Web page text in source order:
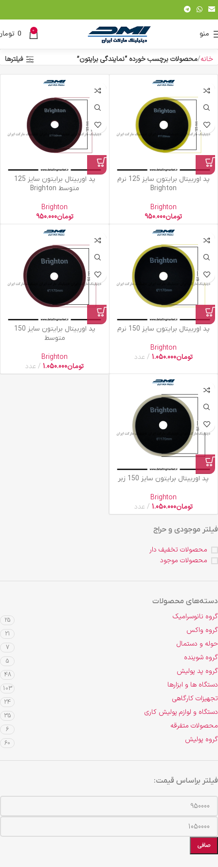
منو 0
0
فیلتر موجودی و حراج
محصولات تخفیف دار
محصولات موجود
دسته‌های محصولات
گروه نانوسرامیک 25
گروه واکس 21
حوله و دستمال 7
گروه شوینده 5
گروه پد پولیش 48
دستگاه ها و ابزارها 103
تجهیزات کارگاهی 24
دستگاه و لوازم پولیش کاری 35
محصولات متفرقه 6
گروه پولیش 60
فیلتر براساس قیمت:
صافی
خانه محصولات برچسب خورده “نمایندگی برایتون” فیلترها
پد اوربیتال برایتون سایز 125 نرم
Brighton
Brighton
تومان950.000
پد اوربیتال برایتون سایز 125
متوسط Brighton
Brighton
تومان950.000
پد اوربیتال برایتون سایز 150 نرم
Brighton
تومان1.050.000 عدد
پد اوربیتال برایتون سایز 150
متوسط
Brighton
تومان1.050.000 عدد
پد اوربیتال برایتون سایز 150 زبر
Brighton
تومان1.050.000 عدد